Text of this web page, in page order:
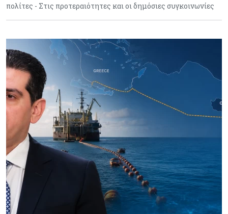
πολίτες - Στις προτεραιότητες και οι δημόσιες συγκοινωνίες